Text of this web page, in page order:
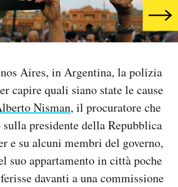
Aires, in Argentina, la polizia
capire quali siano state le cause
Nisman, il procuratore che
sulla presidente della Repubblica
e su alcuni membri del governo,
suo appartamento in città poche
davanti a una commissione